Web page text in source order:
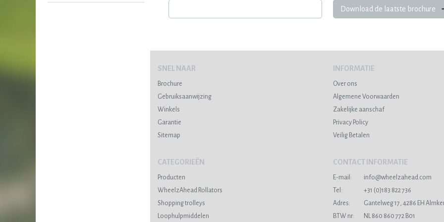
Download de laatste brochure
SNEL NAAR
Brochure
Gebruiksaanwijzing
Winkels
Garantie
Sitemap
INFORMATIE
Over ons
Algemene Voorwaarden
Zakelijke aanschaf
Privacy Policy
Veilig Betalen
CATEGORIEËN
Producten
WheelzAhead Rollators
Shopping trolleys
Loophulpmiddelen
CONTACT INFORMATIE
E-mail:
info@wheelzahead.com
Tel:
+31 (0)183 822 736
Adres:
Gantelweg 17, 4286 EH
BTW nr:
NL 860 860 772 B01